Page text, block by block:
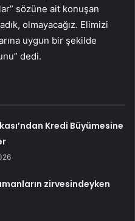
sözüne ait konuşan
olmayacağız. Elimizi
uygun bir şekilde
dedi.
Kredi Büyümesine
zirvesindeyken